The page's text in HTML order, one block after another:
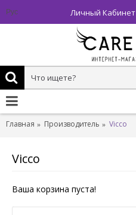
Рус Личный Кабинет
Главная Производитель Vicco
Vicco
Ваша корзина пуста!